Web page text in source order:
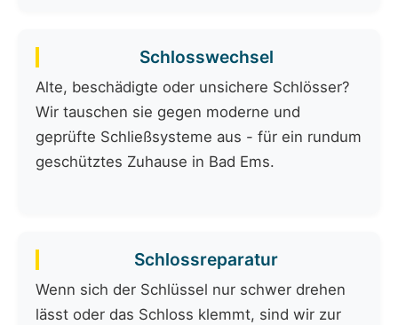
Schlosswechsel
Alte, beschädigte oder unsichere Schlösser?
Wir tauschen sie gegen moderne und
geprüfte Schließsysteme aus - für ein rundum
geschütztes Zuhause in Bad Ems.
Schlossreparatur
Wenn sich der Schlüssel nur schwer drehen
lässt oder das Schloss klemmt, sind wir zur